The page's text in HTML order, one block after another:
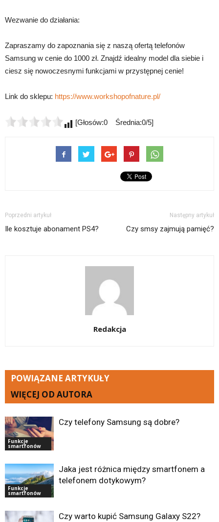
Wezwanie do działania:
Zapraszamy do zapoznania się z naszą ofertą telefonów
Samsung w cenie do 1000 zł. Znajdź idealny model dla siebie i
ciesz się nowoczesnymi funkcjami w przystępnej cenie!
Link do sklepu: https://www.workshopofnature.pl/
[Głosów:0 Średnia:0/5]
Poprzedni artykuł
Ile kosztuje abonament PS4?
Następny artykuł
Czy smsy zajmują pamięć?
Redakcja
POWIĄZANE ARTYKUŁY
WIĘCEJ OD AUTORA
Funkcje
smartfonów
Czy telefony Samsung są dobre?
Funkcje
smartfonów
Jaka jest różnica między smartfonem a
telefonem dotykowym?
Czy warto kupić Samsung Galaxy S22?